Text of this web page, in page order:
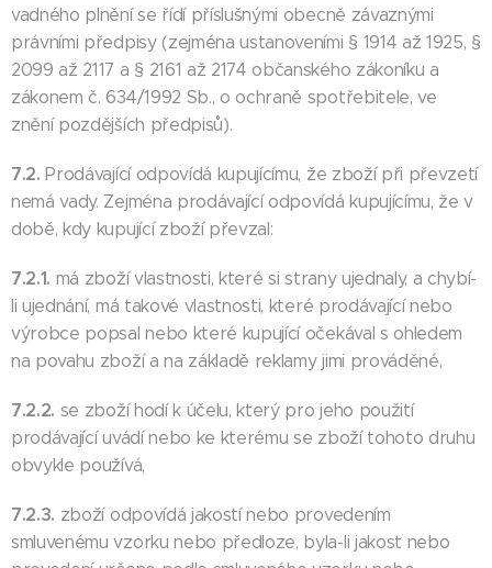
vadného plnění se řídí příslušnými obecně závaznými
právními předpisy (zejména ustanoveními § 1914 až 1925, §
2099 až 2117 a § 2161 až 2174 občanského zákoníku a
zákonem č. 634/1992 Sb., o ochraně spotřebitele, ve
znění pozdějších předpisů).
7.2.Prodávající odpovídá kupujícímu, že zboží při převzetí
nemá vady. Zejména prodávající odpovídá kupujícímu, že v
době, kdy kupující zboží převzal:
7.2.1. má zboží vlastnosti, které si strany ujednaly, a chybí-
li ujednání, má takové vlastnosti, které prodávající nebo
výrobce popsal nebo které kupující očekával s ohledem
na povahu zboží a na základě reklamy jimi prováděné,
7.2.2. se zboží hodí k účelu, který pro jeho použití
prodávající uvádí nebo ke kterému se zboží tohoto druhu
obvykle používá,
7.2.3. zboží odpovídá jakostí nebo provedením
smluvenému vzorku nebo předloze, byla-li jakost nebo